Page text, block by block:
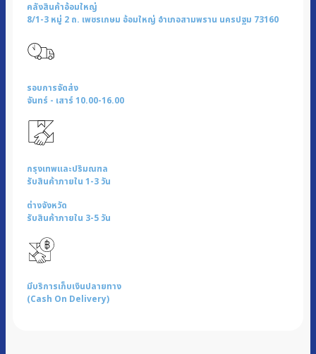
คลังสินค้าอ้อมใหญ่
8/1-3 หมู่ 2 ถ. เพชรเกษม อ้อมใหญ่ อำเภอสามพราน นครปฐม 73160
รอบการจัดส่ง
จันทร์ - เสาร์ 10.00-16.00
กรุงเทพและปริมณฑล
รับสินค้าภายใน 1-3 วัน
ต่างจังหวัด
รับสินค้าภายใน 3-5 วัน
มีบริการเก็บเงินปลายทาง
(Cash On Delivery)